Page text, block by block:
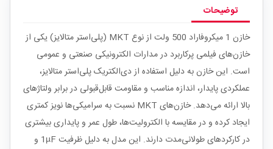
توضیحات
خازن 1 میکروفاراد 500 ولت از نوع MKT (پلی‌استر متالایز) یکی از
خازن‌های فیلمی پرکاربرد در مدارات الکترونیکی صنعتی و عمومی
است. این خازن به دلیل استفاده از دی‌الکتریک پلی‌استر متالایز،
عملکردی پایدار، اندازه مناسب و مقاومت قابل‌قبولی در برابر ولتاژهای
بالا ارائه می‌دهد. خازن‌های MKT نسبت به سرامیکی‌ها نویز کمتری
ایجاد کرده و در مقایسه با الکترولیت‌ها، طول عمر و پایداری بیشتری
در کارکردهای طولانی‌مدت دارند. این مدل به دلیل ظرفیت 1µF و